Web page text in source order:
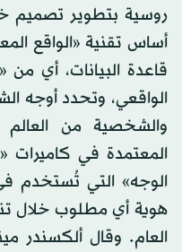
روسية بتطوير تصميم
أساس تقنية «الواقع
قاعدة البيانات، أي من
الواقعي، وتحدد أوجه
والشخصية من العالم
المعتمدة في كاميرات
الوجه» التي تُستخدم
هوية أي مطلوب خلال